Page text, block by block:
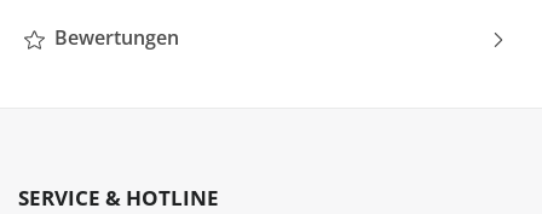
Bewertungen
SERVICE & HOTLINE